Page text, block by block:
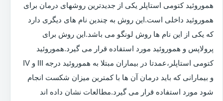
هموروئید کتومی استاپلر یکی از جدیدترین روشهای درمان برای
هموروئید داخلی است.این روش به چندین نام های دیگری دارد
که یکی از این نام ها روش لونگو می باشد.این روش برای
پرولاپس و هموروئید مورد استفاده قرار می گیرد.هموروئید
کتومی استاپلر،عمدتا در بیماران مبتلا به هموروئید درجه III و IV
و بیمارانی که باید درمان آن ها با کمترین میزان شکست انجام
شود مورد استفاده قرار می گیرد.مطالعات نشان داده اند